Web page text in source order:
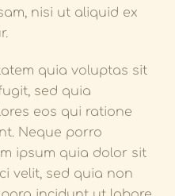
nisi ut aliquid ex
quia voluptas sit
sed quia
eos qui ratione
Neque porro
ipsum quia dolor sit
velit, sed quia non